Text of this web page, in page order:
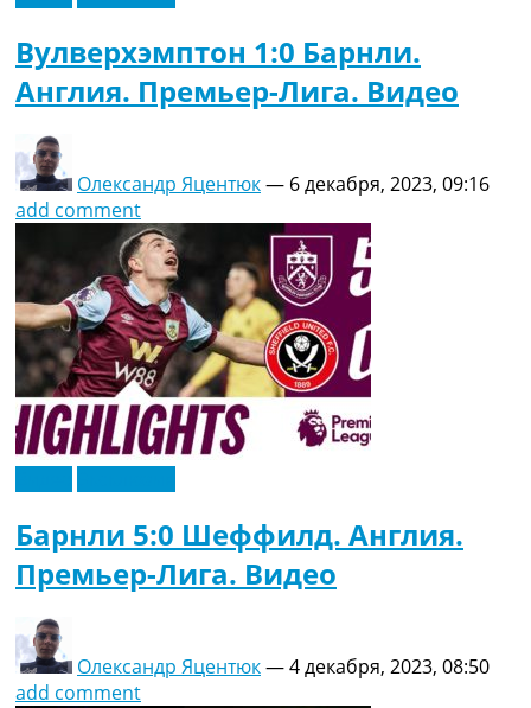
Вулверхэмптон 1:0 Барнли.
Англия. Премьер-Лига. Видео
Олександр Яцентюк— 6 декабря, 2023, 09:16
add comment
Барнли 5:0 Шеффилд. Англия.
Премьер-Лига. Видео
Олександр Яцентюк—4 декабря, 2023, 08:50
add comment